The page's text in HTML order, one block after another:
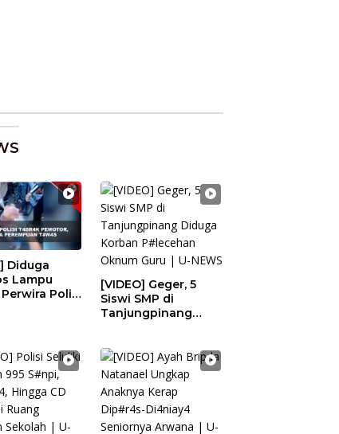
Diduga
Lampu
Perwira Polisi
[VIDEO] Geger, 5
Siswi SMP di
Tanjungpinang
Guru | U-NEWS